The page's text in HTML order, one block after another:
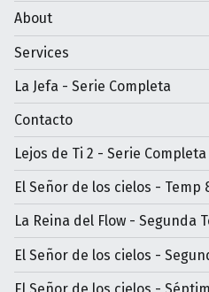
About
Services
La Jefa - Serie Completa
Contacto
Lejos de Ti 2 - Serie Completa
El Señor de los cielos - Temp
La Reina del Flow - Segunda
El Señor de los cielos -